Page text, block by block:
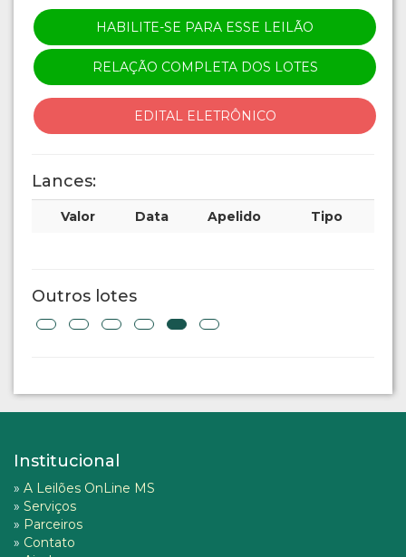
HABILITE-SE PARA ESSE LEILÃO
RELAÇÃO COMPLETA DOS LOTES
EDITAL ELETRÔNICO
Lances:
Valor Data Apelido Tipo
Outros lotes
Institucional
» A Leilões OnLine MS
» Serviços
» Parceiros
» Contato